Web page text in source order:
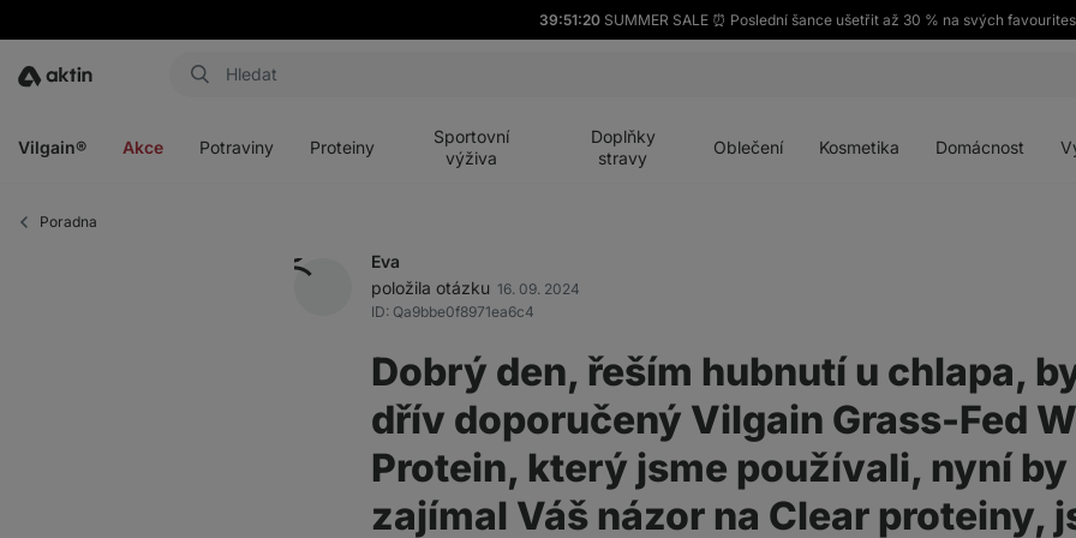
39:51:20SUMMER SALE ⏰ Poslední šance ušetřit až 30 % na svých favourites
Aktin
Vilgain® Akce Potraviny Proteiny
Sportovní
výživa
Doplňky
stravy
Oblečení Kosmetika Domácnost
Poradna
Eva
položila otázku 16. 09. 2024
ID: Qa9bbe0f8971ea6c4
Dobrý den, řeším hubnutí u chlapa,
dřív doporučený Vilgain Grass-Fed
Protein, který jsme používali, nyní by
zajímal Váš názor na Clear proteiny,